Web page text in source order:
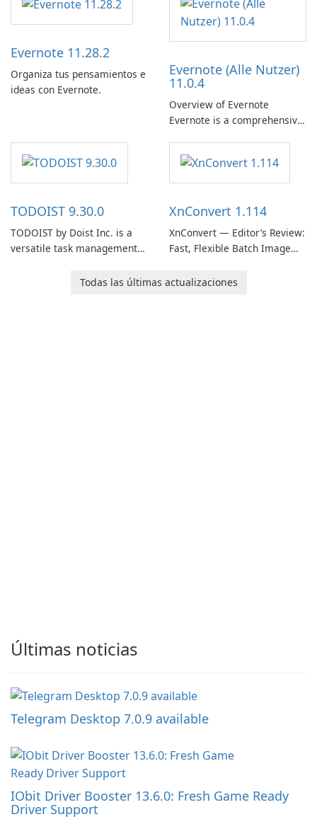
Evernote 11.28.2
Organiza tus pensamientos e
ideas con Evernote.
Evernote (Alle Nutzer)
11.0.4
Overview of Evernote
Evernote is a comprehensive
software designed to help
users capture, organize, and
access information across
TODOIST 9.30.0
TODOIST by Doist Inc. is a
versatile task management
individuals and teams
XnConvert 1.114
XnConvert — Editor’s Review:
Fast, Flexible Batch Image
macOS and Linux XnConvert
Todas las últimas actualizaciones
Últimas noticias
Telegram Desktop 7.0.9 available
IObit Driver Booster 13.6.0: Fresh Game Ready
Driver Support